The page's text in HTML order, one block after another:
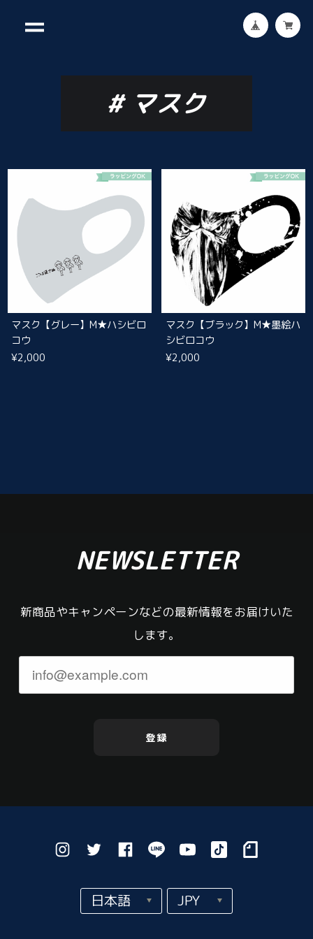
#マスク
マスク【グレー】M★ハシビロ
コウ
¥2,000
マスク【ブラック】M★墨絵ハ
シビロコウ
¥2,000
NEWSLETTER
新商品やキャンペーンなどの最新情報をお届けいた
します。
登録